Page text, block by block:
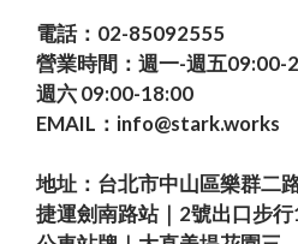
電話：02-85092555
營業時間：週一-週五09:00-
週六 09:00-18:00
EMAIL：info@stark.works
地址：台北市中山區樂群二
捷運劍南路站｜2號出口步